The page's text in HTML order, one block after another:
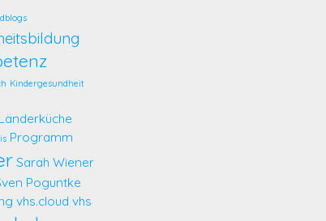
Kindergesundheit
Länderküche
Programm
Sarah Wiener
Poguntke
vhs.cloud vhs